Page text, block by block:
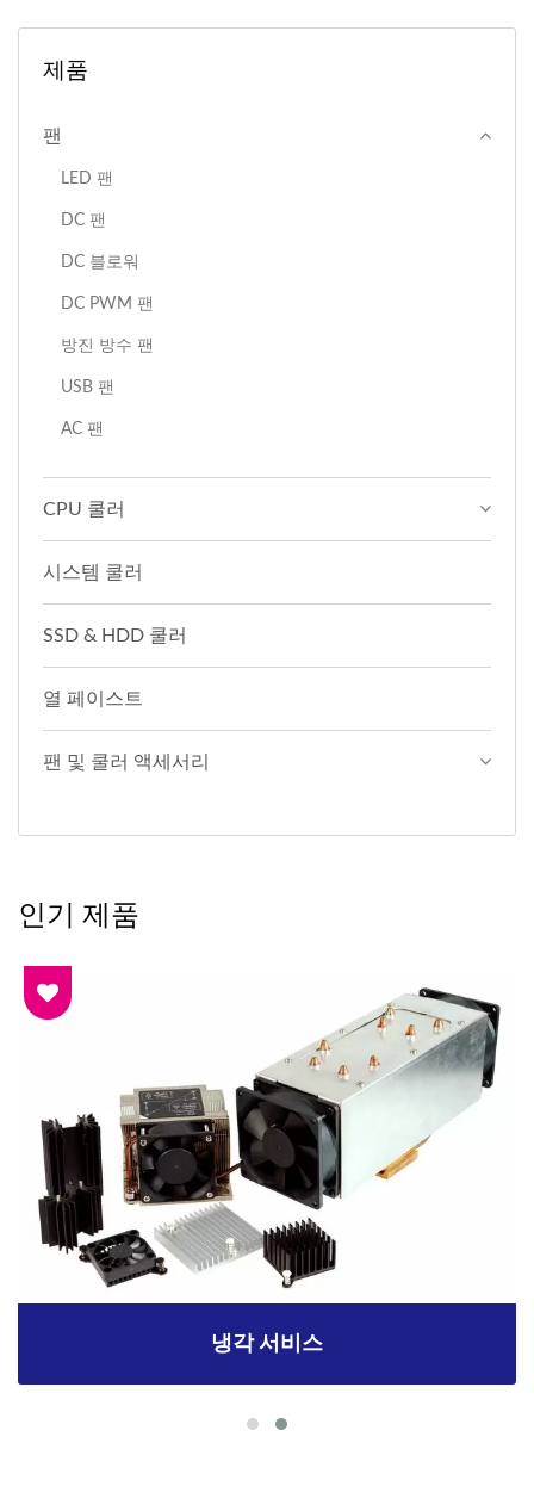
제품
팬
LED 팬
DC 팬
DC 블로워
DC PWM 팬
방진 방수 팬
USB 팬
AC 팬
CPU 쿨러
시스템 쿨러
SSD & HDD 쿨러
열 페이스트
팬 및 쿨러 액세서리
인기 제품
냉각 서비스